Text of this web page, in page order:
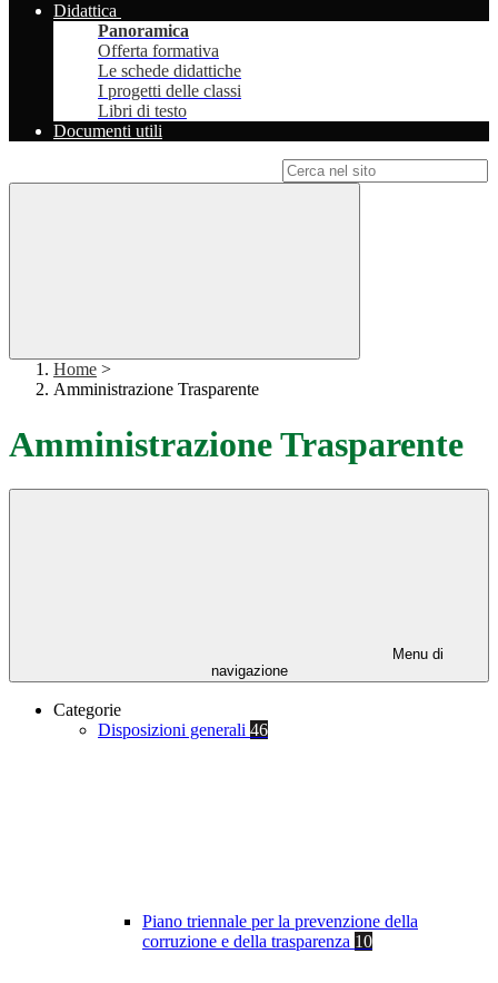
Didattica
Panoramica
Offerta formativa
Le schede didattiche
I progetti delle classi
Libri di testo
Documenti utili
Home >
Amministrazione Trasparente
Amministrazione Trasparente
Menu di
navigazione
Categorie
Disposizioni generali 46
Piano triennale per la prevenzione della
corruzione e della trasparenza 10